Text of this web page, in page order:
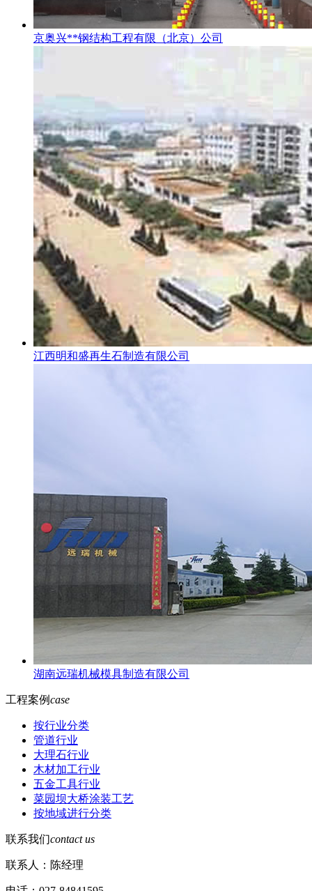
京奥兴**钢结构工程有限（北京）公司
江西明和盛再生石制造有限公司
湖南远瑞机械模具制造有限公司
工程案例case
按行业分类
管道行业
大理石行业
木材加工行业
五金工具行业
菜园坝大桥涂装工艺
按地域进行分类
联系我们contact us
联系人：陈经理